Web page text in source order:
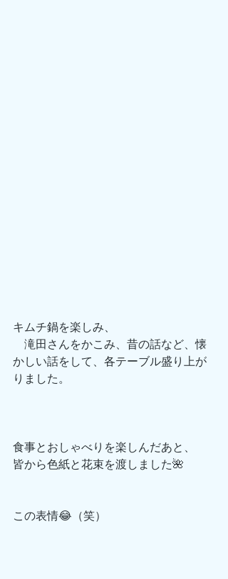
キムチ鍋を楽しみ、
滝田さんをかこみ、昔の話など、懐
かしい話をして、各テーブル盛り上が
りました。
食事とおしゃべりを楽しんだあと、
皆から色紙と花束を渡しました🌺
この表情😂（笑）